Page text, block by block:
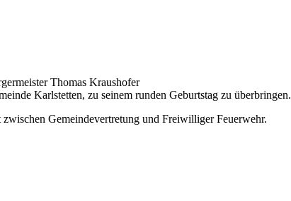
Thomas Kraushofer
Karlstetten, zu seinem runden Geburtstag zu überbringen.
Gemeindevertretung und Freiwilliger Feuerwehr.